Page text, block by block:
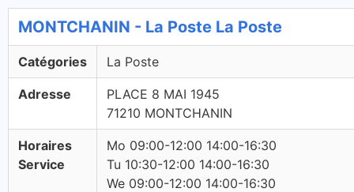
MONTCHANIN - La Poste La Poste
Catégories La Poste
Adresse
PLACE 8 MAI 1945
71210 MONTCHANIN
Horaires
Service
Mo 09:00-12:00 14:00-16:30
Tu 10:30-12:00 14:00-16:30
We 09:00-12:00 14:00-16:30